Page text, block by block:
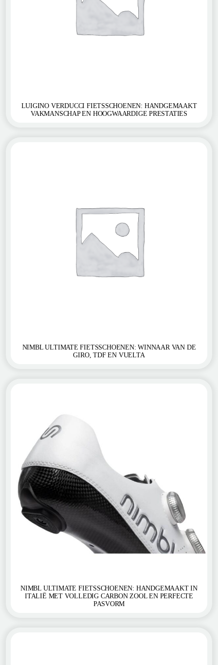
LUIGINO VERDUCCI FIETSSCHOENEN: HANDGEMAAKT
VAKMANSCHAP EN HOOGWAARDIGE PRESTATIES
NIMBL ULTIMATE FIETSSCHOENEN: WINNAAR VAN DE
GIRO, TDF EN VUELTA
NIMBL ULTIMATE FIETSSCHOENEN: HANDGEMAAKT IN
ITALIË MET VOLLEDIG CARBON ZOOL EN PERFECTE
PASVORM